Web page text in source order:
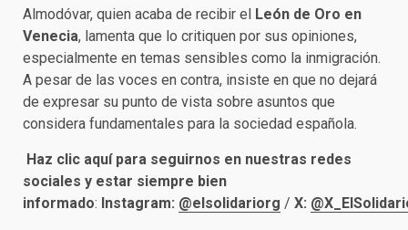
Almodóvar, quien acaba de recibir el León de Oro en
Venecia, lamenta que lo critiquen por sus opiniones,
especialmente en temas sensibles como la inmigración.
A pesar de las voces en contra, insiste en que no dejará
de expresar su punto de vista sobre asuntos que
considera fundamentales para la sociedad española.
Haz clic aquí para seguirnos en nuestras redes
sociales y estar siempre bien
informado: Instagram: @elsolidariorg / X: